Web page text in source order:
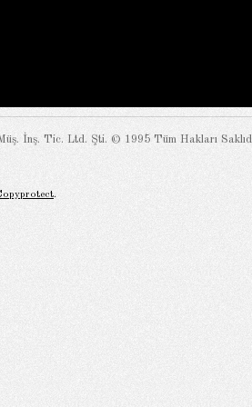
İnş. Tic. Ltd. Şti. © 1995 Tüm Hakları
.